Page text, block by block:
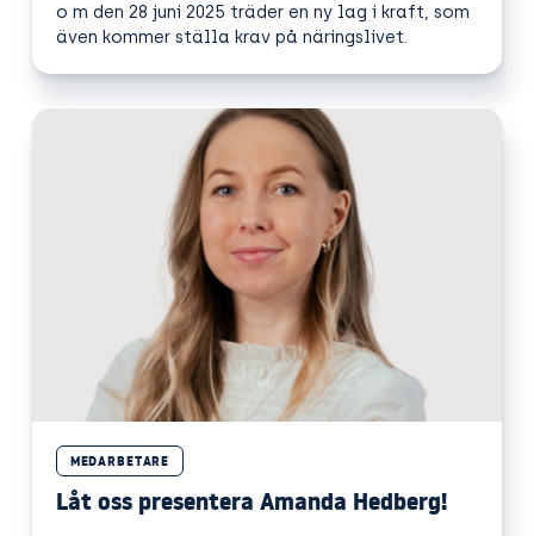
o m den 28 juni 2025 träder en ny lag i kraft, som
även kommer ställa krav på näringslivet.
MEDARBETARE
Låt oss presentera Amanda Hedberg!